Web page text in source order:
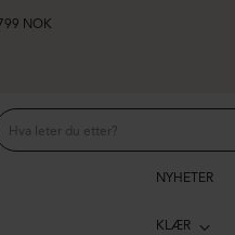
NOK
NYHETER
KLÆR